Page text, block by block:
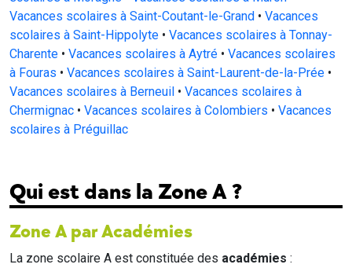
Vacances scolaires à Saint-Coutant-le-Grand • Vacances
scolaires à Saint-Hippolyte • Vacances scolaires à Tonnay-
Charente • Vacances scolaires à Aytré • Vacances scolaires
à Fouras • Vacances scolaires à Saint-Laurent-de-la-Prée •
Vacances scolaires à Berneuil • Vacances scolaires à
Chermignac • Vacances scolaires à Colombiers • Vacances
scolaires à Préguillac
Qui est dans la Zone A ?
Zone A par Académies
La zone scolaire A est constituée des académies :